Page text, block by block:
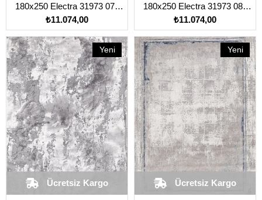
180x250 Electra 31973 075
Sarı
₺11.074,00
180x250 Electra 31973 080
Kahverengi Açık
₺11.074,00
Ücretsiz Kargo
Yeni
Ürün
Ücretsiz Kargo
Yeni
Ürün